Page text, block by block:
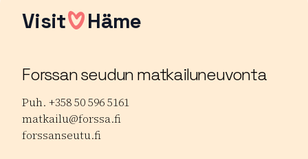
Visit Häme
Forssan seudun matkailuneuvonta
Puh. +358 50 596 5161
matkailu@forssa.fi
forssanseutu.fi